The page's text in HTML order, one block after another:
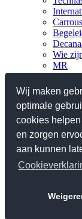
Wij maken
optimale
cookies
en zorgen
aan kunnen
Wie
MR
Nieuws
Praktisch
Ziek,
Contact